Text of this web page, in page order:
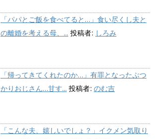
「パパとご飯を食べてると…」食い尽くし夫と
の離婚を考える母、... 投稿者: しろみ
「帰ってきてくれたのか…」有罪となったぶつ
かりおじさん…甘す... 投稿者: のむ吉
「こんな夫、嬉しいでしょ？」イクメン気取り